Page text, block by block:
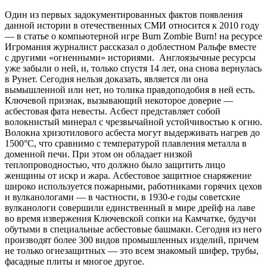
Один из первых задокументированных фактов появления
данной истории в отечественных СМИ относится к 2010 году
— в статье о компьютерной игре Burn Zombie Burn! на ресурсе
Игромания журналист рассказал о доблестном Ральфе вместе
с другими «огненными» историями. Англоязычные ресурсы
уже забыли о ней, и, только спустя 14 лет, она снова вернулась
в Рунет. Сегодня нельзя доказать, является ли она
вымышленной или нет, но толика правдоподобия в ней есть.
Ключевой признак, вызывающий некоторое доверие —
асбестовая фата невесты. Асбест представляет собой
волокнистый минерал с чрезвычайной устойчивостью к огню.
Волокна хризотилового асбеста могут выдерживать нагрев до
1500°С, что сравнимо с температурой плавления металла в
доменной печи. При этом он обладает низкой
теплопроводностью, что должно было защитить лицо
женщины от искр и жара. Асбестовое защитное снаряжение
широко используется пожарными, работниками горячих цехов
и вулканологами — в частности, в 1930-е годы советские
вулканологи совершили единственный в мире дрейф на лаве
во время извержения Ключевской сопки на Камчатке, будучи
обутыми в специальные асбестовые башмаки. Сегодня из него
производят более 300 видов промышленных изделий, причем
не только огнезащитных — это всем знакомый шифер, трубы,
фасадные плиты и многое другое.